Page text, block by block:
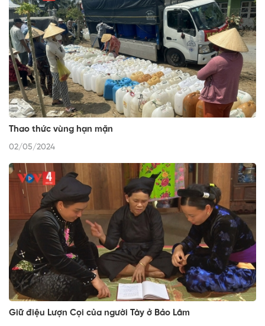
Thao thức vùng hạn mặn
02/05/2024
Giữ điệu Lượn Cọi của người Tày ở Bảo Lâm